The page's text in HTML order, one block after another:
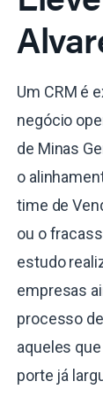
Um CRM é
negócio
de Minas
o
time de
ou o
estudo
empresas
processo
aqueles
porte já